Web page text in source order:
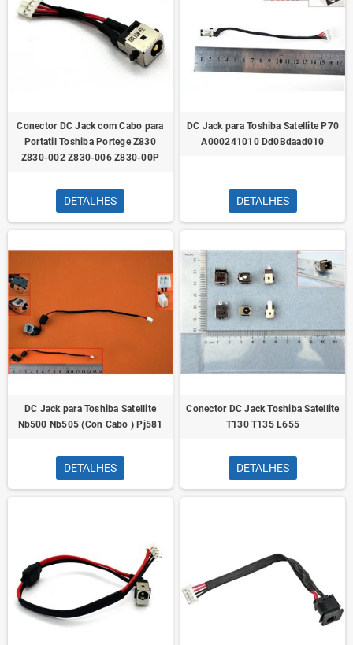
Conector DC Jack com Cabo para
Portatil Toshiba Portege Z830
Z830-002 Z830-006 Z830-00P
DETALHES
DC Jack para Toshiba Satellite P70
A000241010 Dd0Bdaad010
DETALHES
DC Jack para Toshiba Satellite
Nb500 Nb505 (Con Cabo ) Pj581
DETALHES
Conector DC Jack Toshiba Satellite
T130 T135 L655
DETALHES